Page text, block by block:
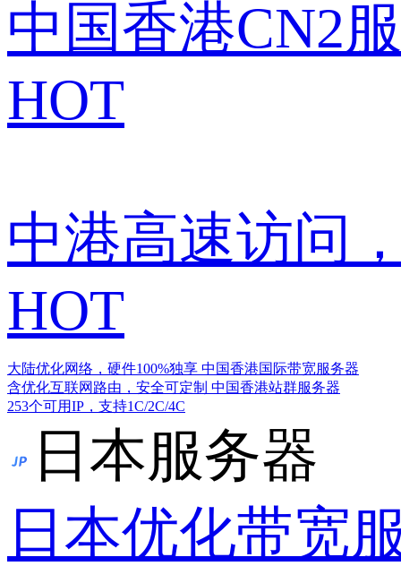
中国香港CN2
HOT
中港高速访问
HOT
大陆优化网络，硬件100%独享 中国香港国际带宽服务器
含优化互联网路由，安全可定制 中国香港站群服务器
253个可用IP，支持1C/2C/4C
日本服务器
日本优化带宽